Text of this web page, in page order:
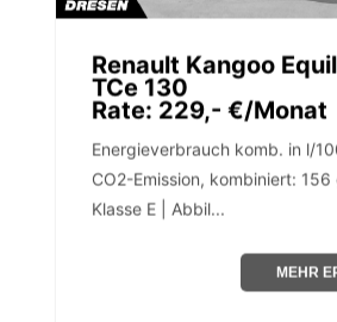
Renault Kangoo
TCe 130
Rate: 229,- €/Monat
Energieverbrauch komb. in l/
CO2-Emission, kombiniert:
Klasse E | Abbil...
MEHR